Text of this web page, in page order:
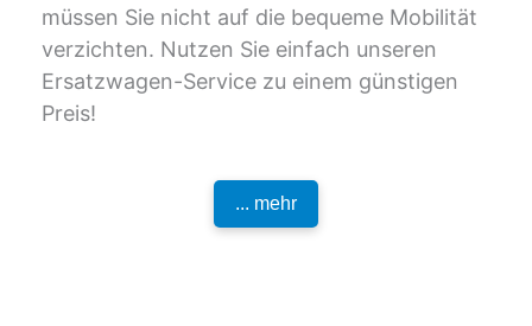
müssen Sie nicht auf die bequeme Mobilität
verzichten. Nutzen Sie einfach unseren
Ersatzwagen-Service zu einem günstigen
Preis!
... mehr